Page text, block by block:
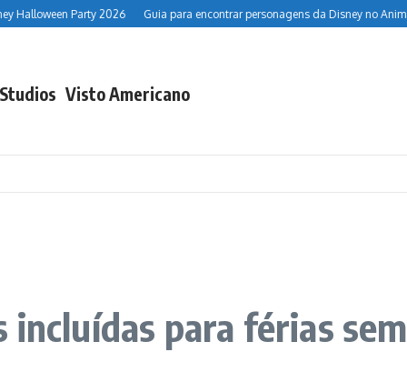
2026 Guia para encontrar personagens da Disney no Animal Kingdom
Visto Americano
incluídas para férias sem